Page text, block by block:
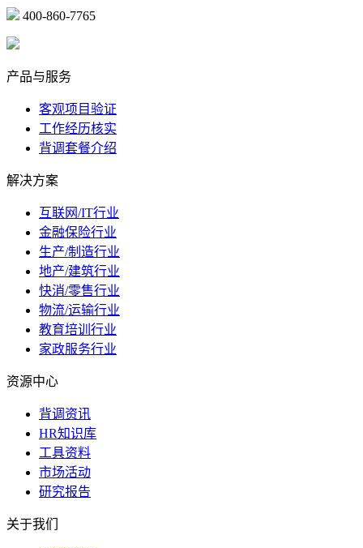
400-860-7765
产品与服务
客观项目验证
工作经历核实
背调套餐介绍
解决方案
互联网/IT行业
金融保险行业
生产/制造行业
地产/建筑行业
快消/零售行业
物流/运输行业
教育培训行业
家政服务行业
资源中心
背调资讯
HR知识库
工具资料
市场活动
研究报告
关于我们